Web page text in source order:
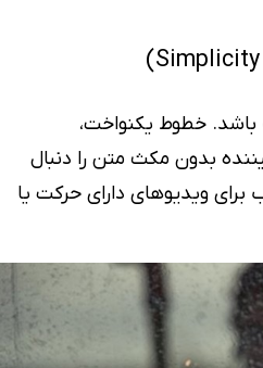
باشد. خطوط یکنواخت،
بدون مکث متن را دنبال
ویدیوهای دارای حرکت یا